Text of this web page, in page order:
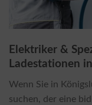
Elektriker &
Ladestationen
Wenn Sie in
suchen, der eine